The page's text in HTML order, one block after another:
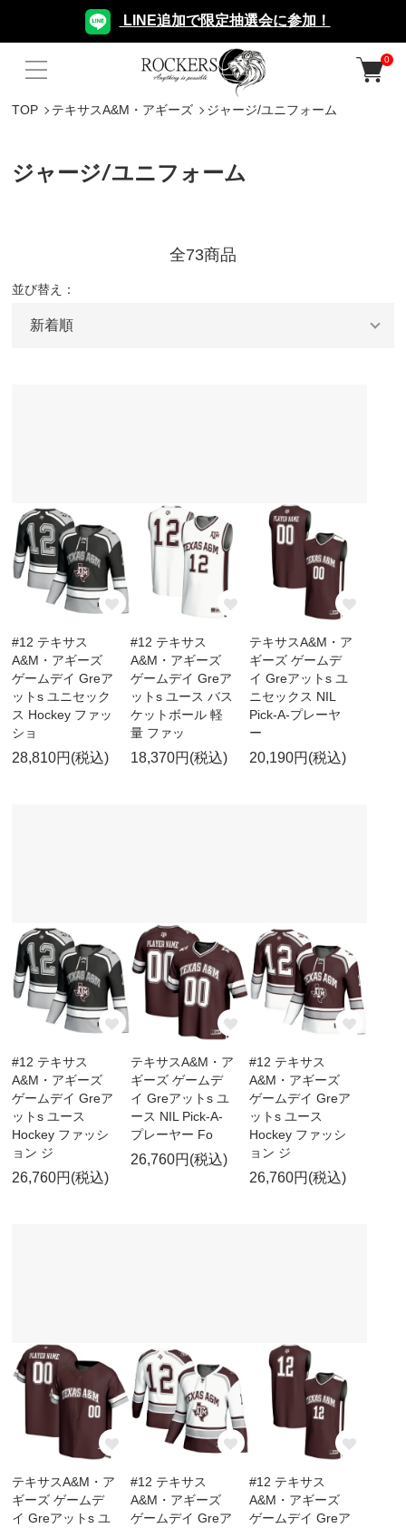
LINE追加で限定抽選会に参加！
0
TOP テキサスA&M・アギーズ ジャージ/ユニフォーム
ジャージ/ユニフォーム
全73商品
並び替え：
#12 テキサス
A&M・アギーズ
ゲームデイ Greア
ットs ユニセック
ス Hockey ファッ
ショ
28,810円(税込)
#12 テキサス
A&M・アギーズ
ゲームデイ Greア
ットs ユース バス
ケットボール 軽
量 ファッ
18,370円(税込)
テキサスA&M・ア
ギーズ ゲームデ
イ Greアットs ユ
ニセックス NIL
Pick-A-プレーヤ
ー
20,190円(税込)
#12 テキサス
A&M・アギーズ
ゲームデイ Greア
ットs ユース
Hockey ファッシ
ョン ジ
26,760円(税込)
テキサスA&M・ア
ギーズ ゲームデ
イ Greアットs ユ
ース NIL Pick-A-
プレーヤー Fo
26,760円(税込)
#12 テキサス
A&M・アギーズ
ゲームデイ Greア
ットs ユース
Hockey ファッシ
ョン ジ
26,760円(税込)
テキサスA&M・ア
ギーズ ゲームデ
イ Greアットs ユ
#12 テキサス
A&M・アギーズ
ゲームデイ Greア
#12 テキサス
A&M・アギーズ
ゲームデイ Greア